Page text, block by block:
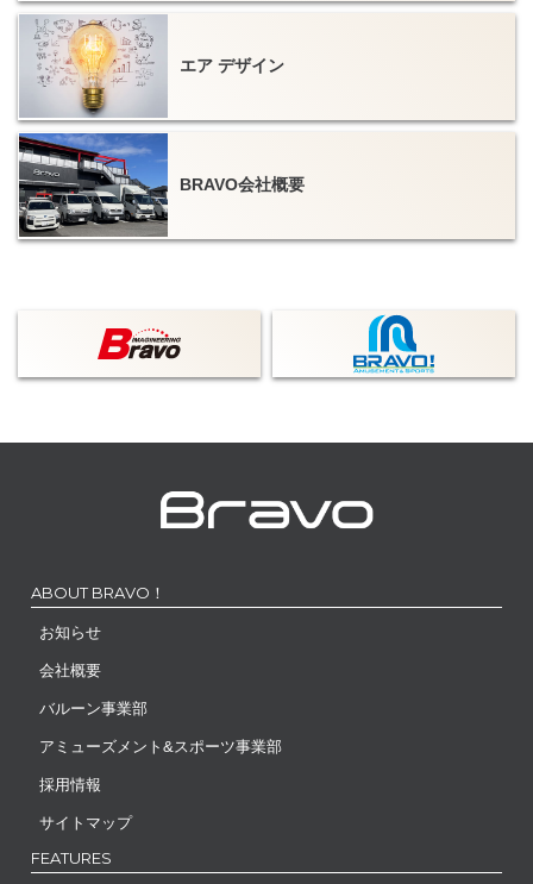
エア デザイン
BRAVO会社概要
ABOUT BRAVO！
お知らせ
会社概要
バルーン事業部
アミューズメント&スポーツ事業部
採用情報
サイトマップ
FEATURES